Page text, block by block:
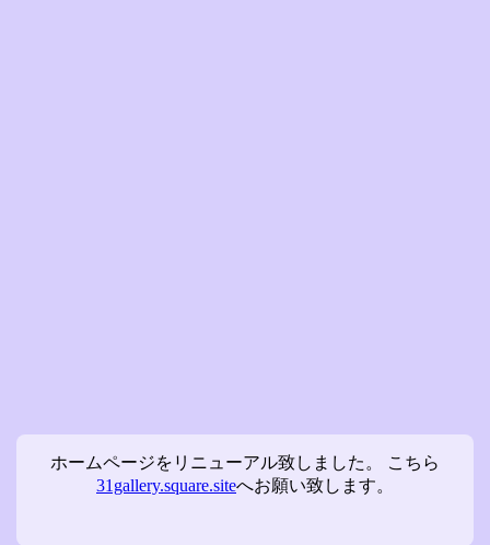
ホームページをリニューアル致しました。 こちら
31gallery.square.siteへお願い致します。